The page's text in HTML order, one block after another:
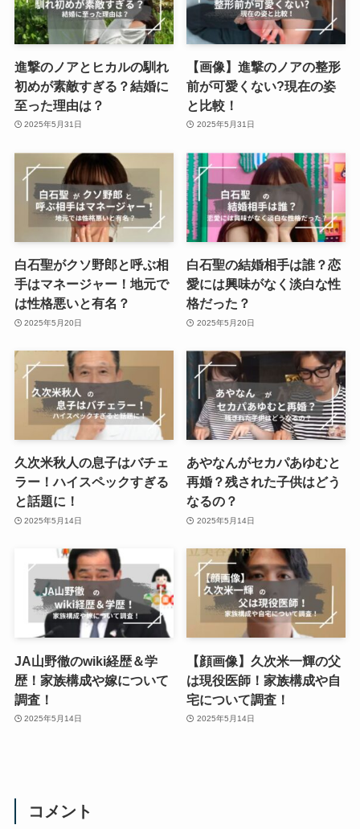
進撃のノアとヒカルの馴れ
初めが素敵すぎる？結婚に
至った理由は？
2025年5月31日
【画像】進撃のノアの整形
前が可愛くない?現在の姿
と比較！
2025年5月31日
白石聖がクソ野郎と呼ぶ相
手はマネージャー！地元で
は性格悪いと有名？
2025年5月20日
白石聖の結婚相手は誰？恋
愛には興味がなく淡白な性
格だった？
2025年5月20日
久次米秋人の息子はバチェ
ラー！ハイスペックすぎる
と話題に！
2025年5月14日
あやなんがセカパあゆむと
再婚？残された子供はどう
なるの？
2025年5月14日
JA山野徹のwiki経歴＆学
歴！家族構成や嫁について
調査！
2025年5月14日
【顔画像】久次米一輝の父
は現役医師！家族構成や自
宅について調査！
2025年5月14日
コメント